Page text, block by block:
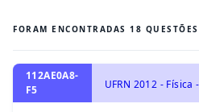
FORAM ENCONTRADAS 18 QUESTÕES
112AE0A8-
F5